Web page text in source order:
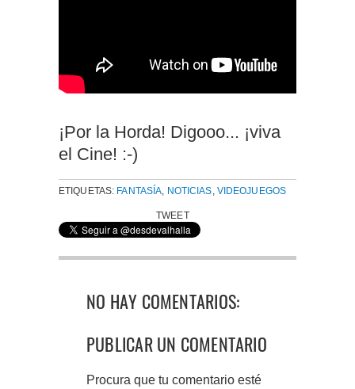
¡Por la Horda! Digooo... ¡viva
el Cine! :-)
ETIQUETAS: FANTASÍA NOTICIAS VIDEOJUEGOS
TWEET
NO HAY COMENTARIOS:
PUBLICAR UN COMENTARIO
Procura que tu comentario esté